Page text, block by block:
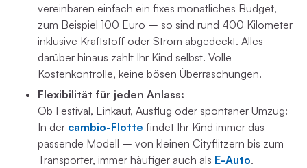
vereinbaren einfach ein fixes monatliches Budget,
zum Beispiel 100 Euro – so sind rund 400 Kilometer
inklusive Kraftstoff oder Strom abgedeckt. Alles
darüber hinaus zahlt Ihr Kind selbst. Volle
Kostenkontrolle, keine bösen Überraschungen.
Flexibilität für jeden Anlass:
Ob Festival, Einkauf, Ausflug oder spontaner Umzug:
In der cambio-Flotte findet Ihr Kind immer das
passende Modell – von kleinen Cityflitzern bis zum
Transporter, immer häufiger auch als E-Auto.